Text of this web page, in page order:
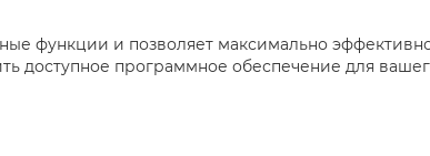
функции и позволяет максимально
доступное программное обеспечение для